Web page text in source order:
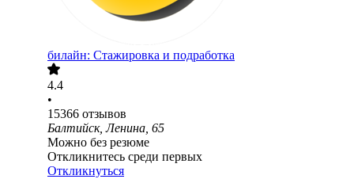
билайн: Стажировка и подработка
4.4
•
15366 отзывов
Балтийск, Ленина, 65
Можно без резюме
Откликнитесь среди первых
Откликнуться